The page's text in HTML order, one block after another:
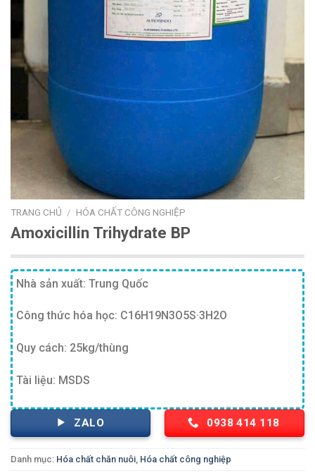
TRANG CHỦ / HÓA CHẤT CÔNG NGHIỆP
Amoxicillin Trihydrate BP
Nhà sản xuất: Trung Quốc
Công thức hóa học: C16H19N3O5S·3H2O
Quy cách: 25kg/thùng
Tài liệu: MSDS
ZALO 0938 414 118
Danh mục: Hóa chất chăn nuôi, Hóa chất công nghiệp